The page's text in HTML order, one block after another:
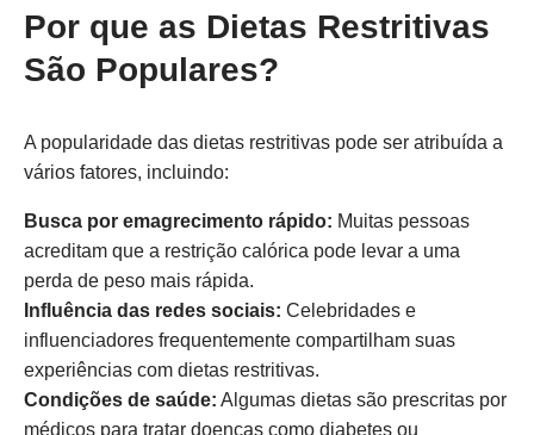
Por que as Dietas Restritivas
São Populares?
A popularidade das dietas restritivas pode ser atribuída a
vários fatores, incluindo:
Busca por emagrecimento rápido: Muitas pessoas
acreditam que a restrição calórica pode levar a uma
perda de peso mais rápida.
Influência das redes sociais: Celebridades e
influenciadores frequentemente compartilham suas
experiências com dietas restritivas.
Condições de saúde: Algumas dietas são prescritas por
médicos para tratar doenças como diabetes ou